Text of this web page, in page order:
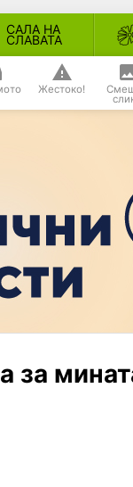
САЛА НА
СЛАВАТА
Жестоко!
за